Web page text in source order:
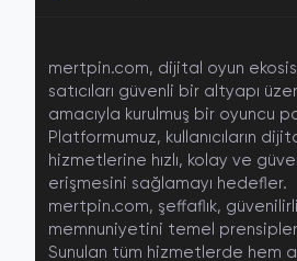
mertpin.com, dijital oyun
satıcıları güvenli bir altyapı
amacıyla kurulmuş bir oyuncu
Platformumuz, kullanıcıların
hizmetlerine hızlı, kolay ve
erişmesini sağlamayı hedefler.
mertpin.com, şeffaflık,
memnuniyetini temel
Sunulan tüm hizmetlerde hem